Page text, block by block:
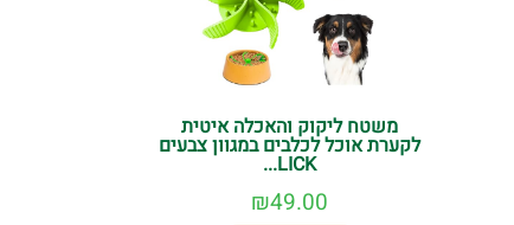
משטח ליקוק והאכלה איטית
לקערת אוכל לכלבים במגוון צבעים
LICK...
₪49.00